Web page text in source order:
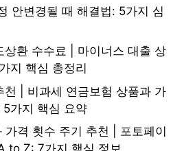
안변경될 때 해결법: 5가지 심
상환 수수료 | 마이너스 대출 상
지 핵심 총정리
천 | 비과세 연금보험 상품과 가
가지 핵심 요약
가격 횟수 주기 추천 | 포토페이